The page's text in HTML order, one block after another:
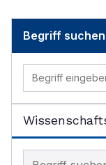
Begriff suchen
Begriff im